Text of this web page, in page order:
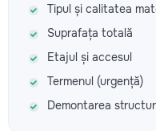
Tipul și calitatea
Suprafața totală
Etajul și accesul
Termenul (urgență)
Demontarea